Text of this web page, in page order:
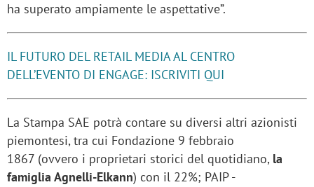
ha superato ampiamente le aspettative”.
IL FUTURO DEL RETAIL MEDIA AL CENTRO
DELL’EVENTO DI ENGAGE: ISCRIVITI QUI
La Stampa SAE potrà contare su diversi altri azionisti
piemontesi, tra cui Fondazione 9 febbraio
1867 (ovvero i proprietari storici del quotidiano, la
famiglia Agnelli-Elkann) con il 22%; PAIP -